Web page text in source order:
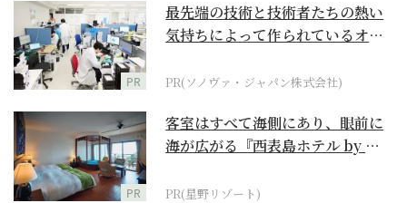
PR
最先端の技術と技術者たちの熱い
気持ちによって作られているオー
PR(ソノヴァ・ジャパン株式会社)
PR
客室はすべて海側にあり、眼前に
海が広がる『西表島ホテル by 星
PR(星野リゾート)